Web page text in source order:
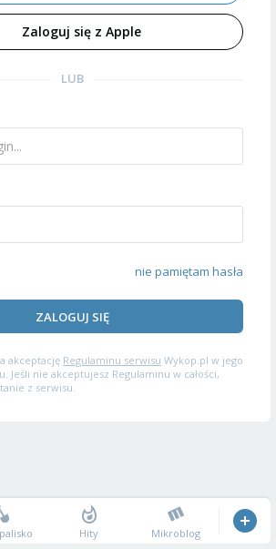
Zaloguj się z Apple
LUB
nie pamiętam hasła
ZALOGUJ SIĘ
akceptację Regulaminu serwisu Wykop.pl w jego
Jeśli nie akceptujesz Regulaminu w całości,
z serwisu.
Hity Mikroblog